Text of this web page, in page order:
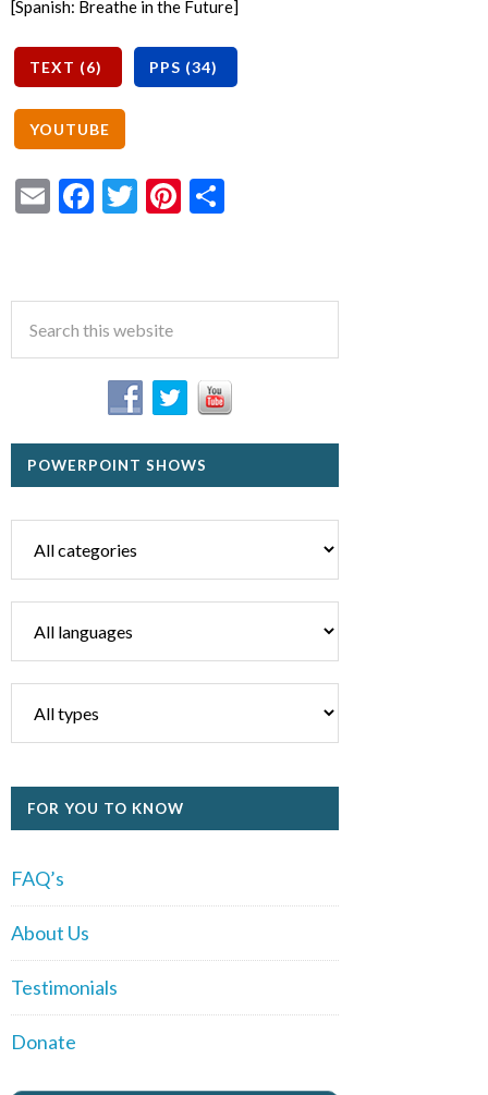
[Spanish: Breathe in the Future]
EmailFacebook
TwitterPinterest
POWERPOINT SHOWS
FOR YOU TO KNOW
FAQ’s
About Us
Testimonials
Donate